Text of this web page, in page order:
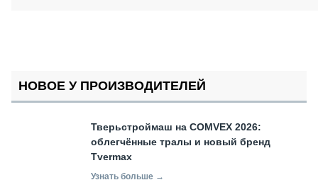
НОВОЕ У ПРОИЗВОДИТЕЛЕЙ
Тверьстроймаш на COMVEX 2026:
облегчённые тралы и новый бренд
Tvermax
Узнать больше →